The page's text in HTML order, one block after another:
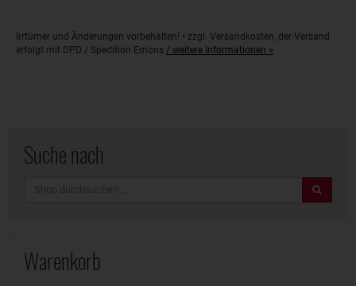
Irrtümer und Änderungen vorbehalten! • zzgl. Versandkosten, der Versand
erfolgt mit DPD / Spedition Emons / weitere Informationen »
Suche nach
Warenkorb